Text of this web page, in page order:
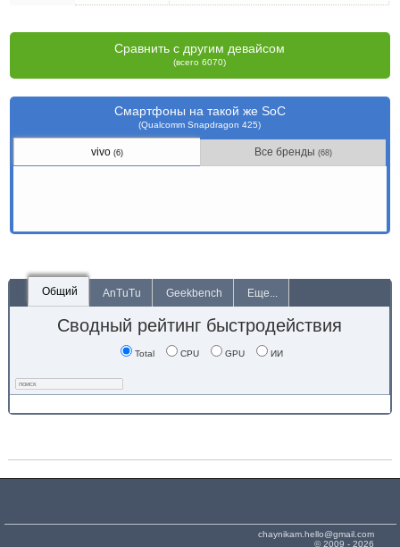
Сравнить с другим девайсом
(всего 6070)
Смартфоны на такой же SoC
(Qualcomm Snapdragon 425)
vivo(6) Все бренды(68)
Общий AnTuTu Geekbench Еще...
Сводный рейтинг быстродействия
Total CPU GPU ИИ
chaynikam.hello@gmail.com
© 2009 - 2026